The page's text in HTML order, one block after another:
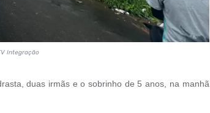
Integração
duas irmãs e o sobrinho de 5 anos, na manhã